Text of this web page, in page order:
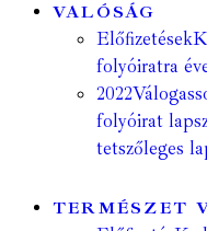
VALÓSÁG
Előfizetések
folyóiratra
2022
folyóirat
tetszőleges
TERMÉSZET